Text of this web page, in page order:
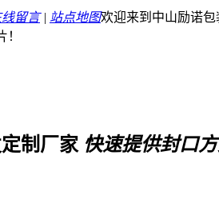
留言| 站点地图欢迎来到中山励诺
制厂家 快速提供封口